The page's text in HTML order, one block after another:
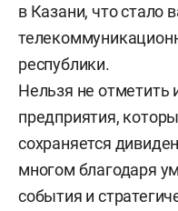
в Казани, что
республики.
Нельзя не отметить
предприятия,
сохраняется
многом благодаря
события и